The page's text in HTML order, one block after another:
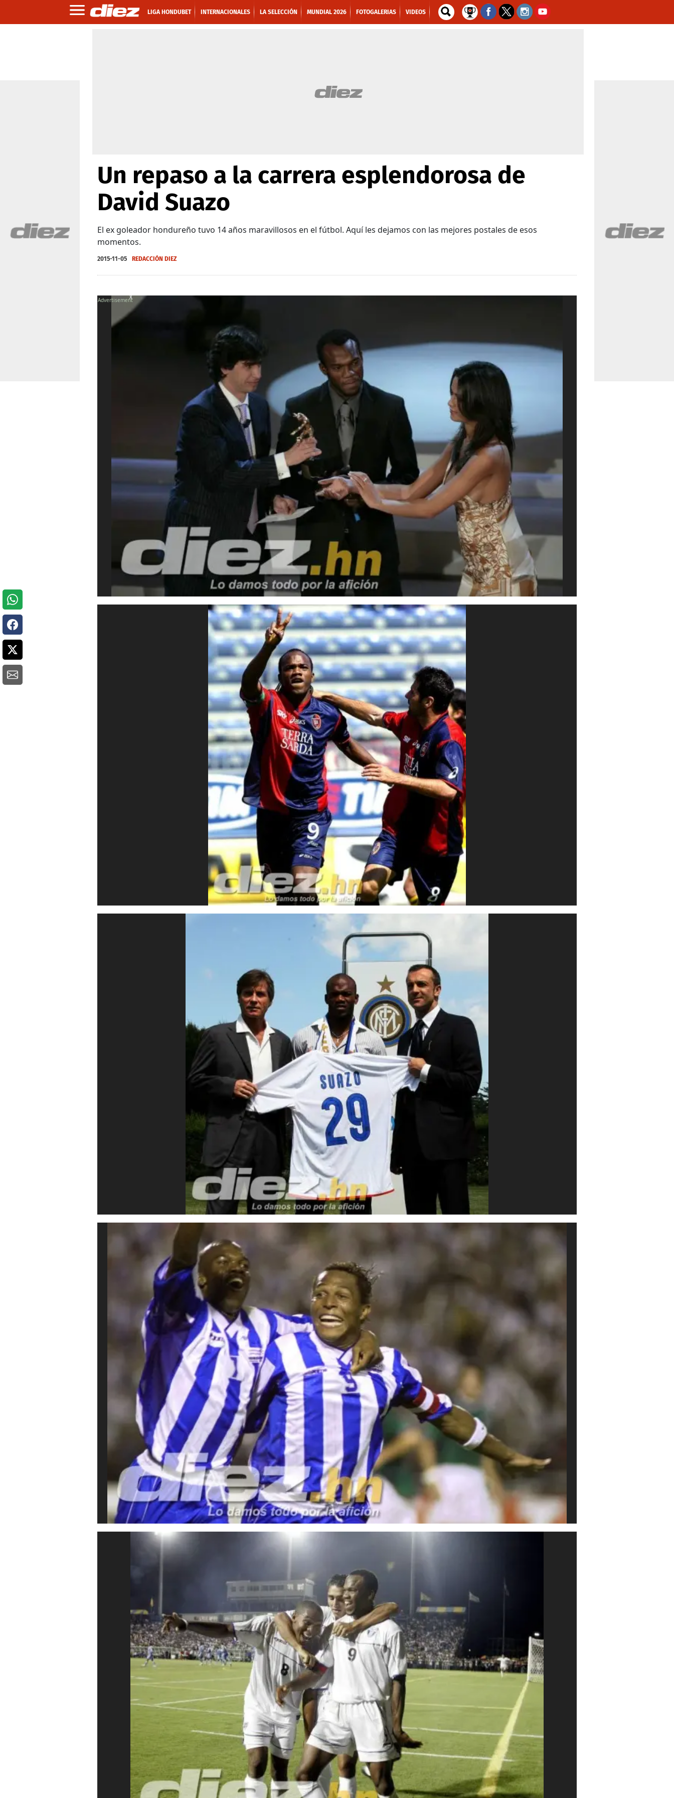
LIGA HONDUBET INTERNACIONALES LA SELECCIÓN MUNDIAL 2026 FOTOGALERIAS VIDEOS
Un repaso a la carrera esplendorosa de
David Suazo
El ex goleador hondureño tuvo 14 años maravillosos en el fútbol. Aquí les dejamos con las mejores postales de esos
momentos.
2015-11-05 REDACCIÓN DIEZ
X